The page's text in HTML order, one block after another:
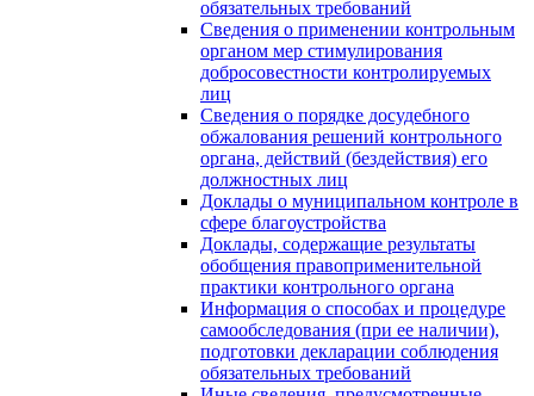
обязательных требований
Сведения о применении контрольным
органом мер стимулирования
добросовестности контролируемых
лиц
Сведения о порядке досудебного
обжалования решений контрольного
органа, действий (бездействия) его
должностных лиц
Доклады о муниципальном контроле в
сфере благоустройства
Доклады, содержащие результаты
обобщения правоприменительной
практики контрольного органа
Информация о способах и процедуре
самообследования (при ее наличии),
подготовки декларации соблюдения
обязательных требований